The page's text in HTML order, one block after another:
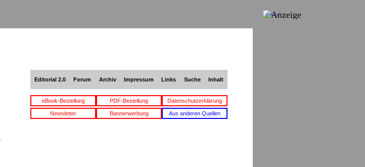
Editorial 2.0 Forum Archiv Impressum Links Suche Inhalt
eBook-Bestellung PDF-Bestellung Datenschutzerklärung
Newsletter Bannerwerbung Aus anderen Quellen
Anzeige